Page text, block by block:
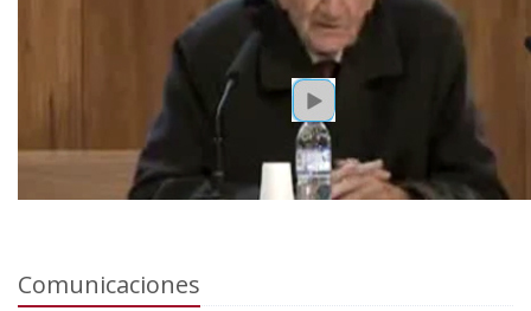
Comunicaciones